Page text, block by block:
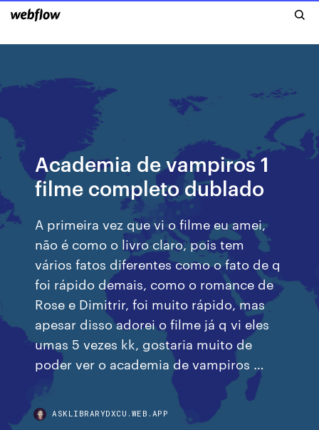
Academia de vampiros 1
filme completo dublado
A primeira vez que vi o filme eu amei,
não é como o livro claro, pois tem
vários fatos diferentes como o fato de q
foi rápido demais, como o romance de
Rose e Dimitrir, foi muito rápido, mas
apesar disso adorei o filme já q vi eles
umas 5 vezes kk, gostaria muito de
poder ver o academia de vampiros …
ASKLIBRARYDXCU.WEB.APP